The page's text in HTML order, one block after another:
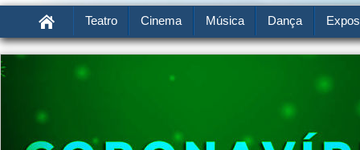
Teatro Cinema Música Dança